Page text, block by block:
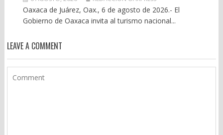
Oaxaca de Juárez, Oax., 6 de agosto de 2026.- El
Gobierno de Oaxaca invita al turismo nacional...
LEAVE A COMMENT